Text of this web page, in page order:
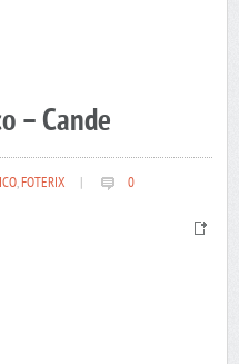
– Cande
,FOTERIX 0